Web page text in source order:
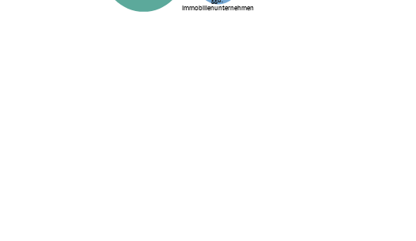
Immobilienunternehmen